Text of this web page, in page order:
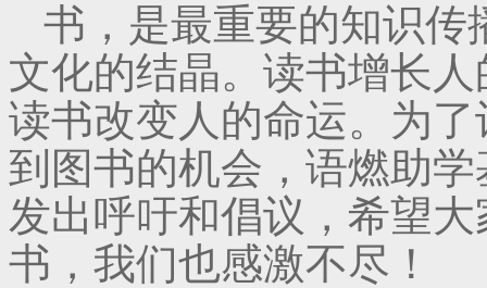
书，是最重要的知识传
文化的结晶。读书增长
读书改变人的命运。为
到图书的机会，语燃助
发出呼吁和倡议，希望
书，我们也感激不尽！